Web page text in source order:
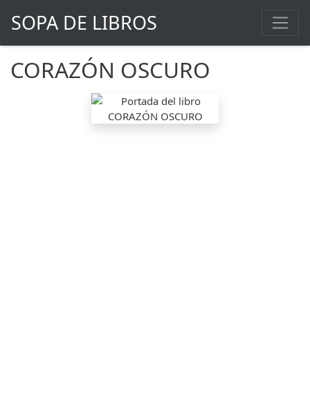
SOPA DE LIBROS
CORAZÓN OSCURO